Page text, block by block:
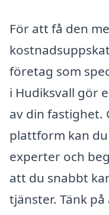
För att få den
företag som
i Hudiksvall gör
av din fastighet.
plattform kan
experter och
att du snabbt
tjänster. Tänk